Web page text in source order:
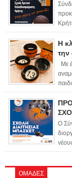
Η
την
Με
Ο
ΟΜΑΔΕΣ